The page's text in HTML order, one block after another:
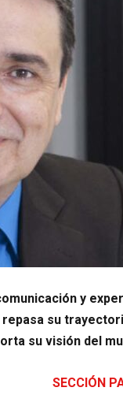
y
su
su visión del
SECCIÓN